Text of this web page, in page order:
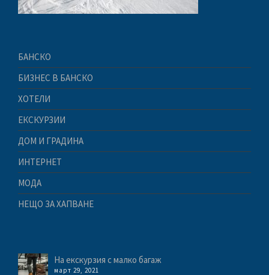
БАНСКО
БИЗНЕС В БАНСКО
ХОТЕЛИ
ЕКСКУРЗИИ
ДОМ И ГРАДИНА
ИНТЕРНЕТ
МОДА
НЕЩО ЗА ХАПВАНЕ
На екскурзия с малко багаж
март 29, 2021